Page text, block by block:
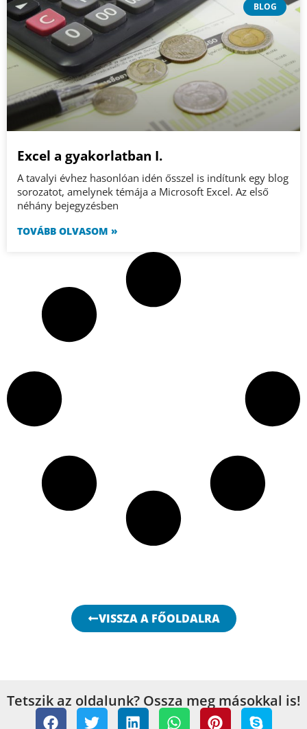
BLOG
Excel a gyakorlatban I.
A tavalyi évhez hasonlóan idén ősszel is indítunk egy blog
sorozatot, amelynek témája a Microsoft Excel. Az első
néhány bejegyzésben
TOVÁBB OLVASOM »
VISSZA A FŐOLDALRA
Tetszik az oldalunk? Ossza meg másokkal is!